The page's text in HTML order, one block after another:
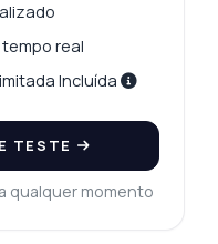
real
Incluída
TESTE
qualquer momento